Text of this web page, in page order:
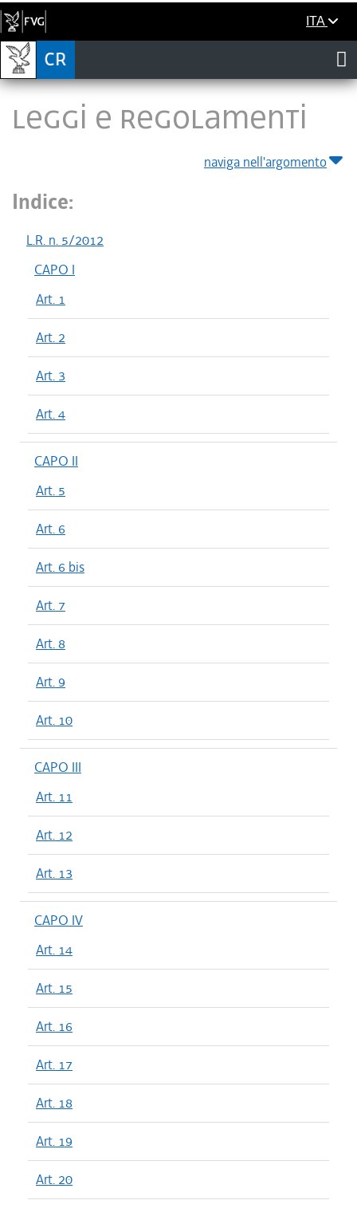
ITA
LEGGI E REGOLAMENTI
naviga nell'argomento
Indice:
L.R. n. 5/2012
CAPO I
Art. 1
Art. 2
Art. 3
Art. 4
CAPO II
Art. 5
Art. 6
Art. 6 bis
Art. 7
Art. 8
Art. 9
Art. 10
CAPO III
Art. 11
Art. 12
Art. 13
CAPO IV
Art. 14
Art. 15
Art. 16
Art. 17
Art. 18
Art. 19
Art. 20